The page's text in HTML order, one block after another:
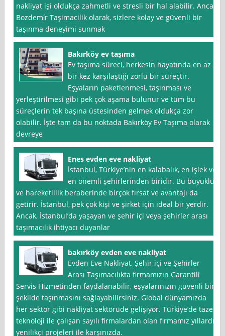
nakliyat işi oldukça zahmetli ve stresli bir hal alabilir. Ancak
Bozdemi̇r Taşimacilik olarak, sizlere kolay ve güvenli bir
taşınma deneyimi sunmak
Bakırköy ev taşıma
Ev taşıma süreci, herkesin hayatında en az
bir kez karşılaştığı zorlu bir süreçtir.
Eşyaların paketlenmesi, taşınması ve
yerleştirilmesi gibi pek çok aşama bulunur ve tüm bu
süreçlerin tek başına üstesinden gelmek oldukça zor
olabilir. İşte tam da bu noktada Bakırköy Ev Taşıma olarak
devreye
Enes evden eve nakliyat
İstanbul, Türkiye’nin en kalabalık, en işlek ve
en önemli şehirlerinden biridir. Bu büyüklük
ve hareketlilik beraberinde birçok fırsat ve avantajı da
getirir. İstanbul, pek çok kişi ve şirket için ideal bir yerdir.
Ancak, İstanbul’da yaşayan ve şehir içi veya şehirler arası
taşımacılık ihtiyacı duyanlar
bakırköy evden eve nakliyat
Evden Eve Nakliyat, Şehir içi ve Şehirler
Arası Taşımacılıkta firmamızın Garantili
Servis Hizmetinden faydalanabilir, eşyalarınızın güvenli bir
şekilde taşınmasını sağlayabilirsiniz. Global dünyamızda
her sektör gibi nakliyat sektörüde gelişiyor. Türkiye’de taze
teknoloji ile çalışan sayılı firmalardan olan firmamız yıllardır
yenilikçi projeleri ile karşınızda.